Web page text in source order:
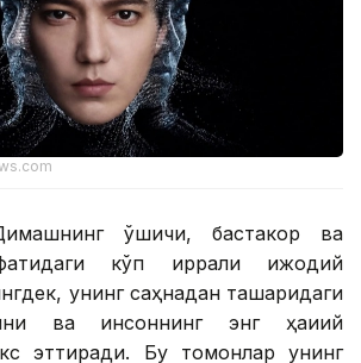
қўшиқчи, бастакор ва
кўп қиррали ижодий
унинг саҳнадан ташқаридаги
ва инсоннинг энг ҳақиқий
эттиради. Бу томонлар унинг